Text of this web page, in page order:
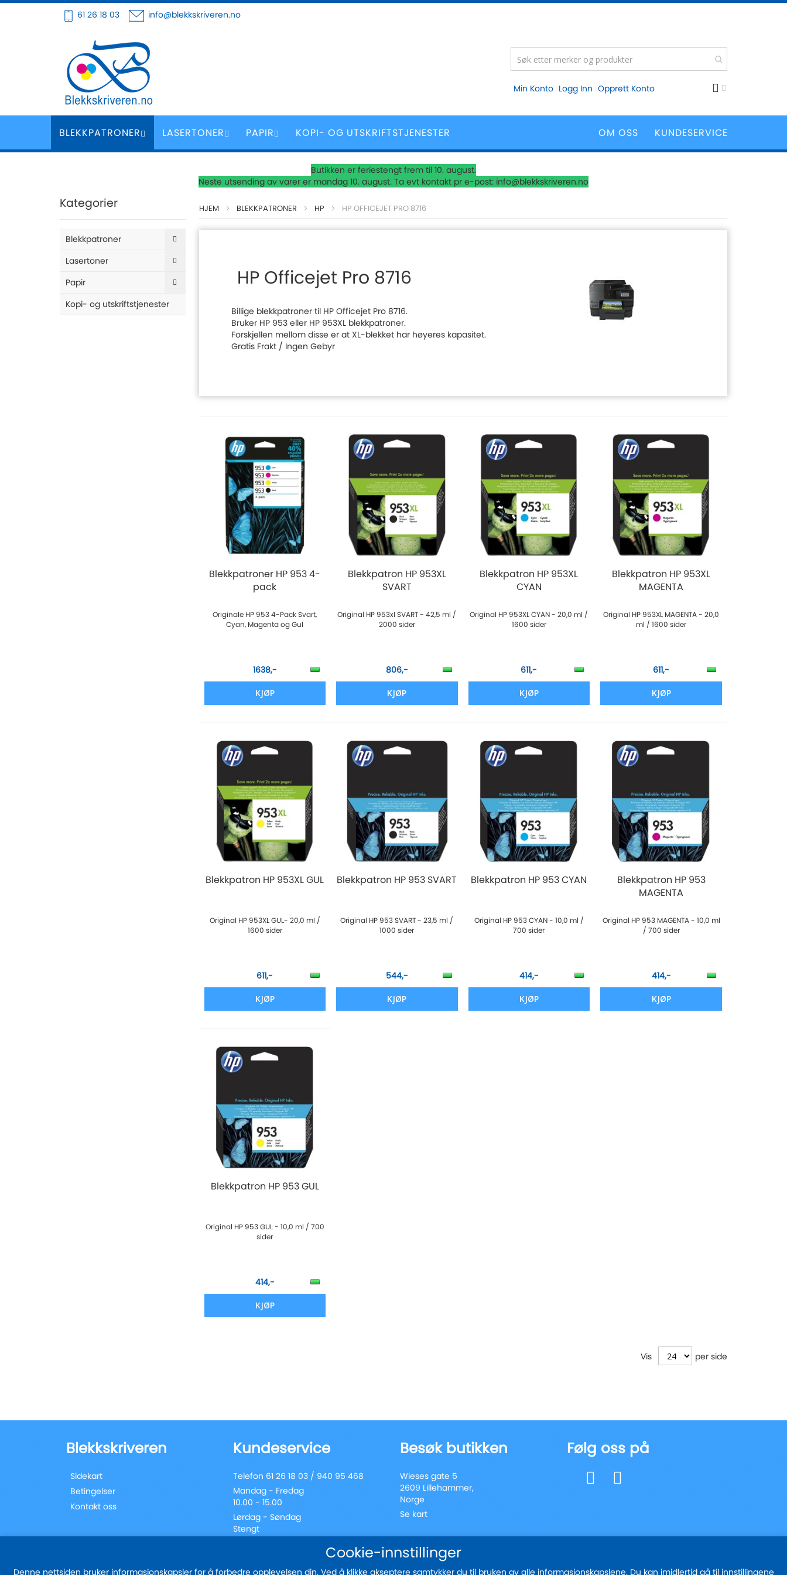
Hoppe
innhold
61 26 18 03 info@blekkskriveren.no
Min Konto Logg Inn Opprett Konto
BLEKKPATRONER LASERTONER PAPIR KOPI- OG UTSKRIFTSTJENESTER KUNDESERVICE
OM OSS
Butikken er feriestengt frem til 10. august.
Neste utsending av varer er mandag 10. august. Ta evt kontakt pr e-post: info@blekkskriveren.no
HJEM BLEKKPATRONER HP HP OFFICEJET PRO 8716
HP Officejet Pro 8716
Billige blekkpatroner til HP Officejet Pro 8716.
Bruker HP 953 eller HP 953XL blekkpatroner.
Forskjellen mellom disse er at XL-blekket har høyeres kapasitet.
Gratis Frakt / Ingen Gebyr
Blekkpatroner HP 953 4-
pack
Originale HP 953 4-Pack Svart,
Cyan, Magenta og Gul
1638,-
KJØP
Blekkpatron HP 953XL
SVART
Original HP 953xl SVART - 42,5 ml /
2000 sider
806,-
KJØP
Blekkpatron HP 953XL
CYAN
Original HP 953XL CYAN - 20,0 ml /
1600 sider
611,-
KJØP
Blekkpatron HP 953XL
MAGENTA
Original HP 953XL MAGENTA - 20,0
ml / 1600 sider
611,-
KJØP
Blekkpatron HP 953XL GUL
Original HP 953XL GUL- 20,0 ml /
1600 sider
611,-
KJØP
Blekkpatron HP 953 SVART
Original HP 953 SVART - 23,5 ml /
1000 sider
544,-
KJØP
Blekkpatron HP 953 CYAN
Original HP 953 CYAN - 10,0 ml /
700 sider
414,-
KJØP
Blekkpatron HP 953
MAGENTA
Original HP 953 MAGENTA - 10,0 ml
/ 700 sider
414,-
KJØP
Blekkpatron HP 953 GUL
Original HP 953 GUL - 10,0 ml / 700
sider
414,-
KJØP
Vis per side
Kategorier
Blekkpatroner
Lasertoner
Papir
Kopi- og utskriftstjenester
Blekkskriveren
Sidekart
Betingelser
Kontakt oss
Kundeservice
Telefon 61 26 18 03 / 940 95 468
Mandag - Fredag
10.00 - 15.00
Lørdag - Søndag
Stengt
Besøk butikken
Wieses gate 5
2609 Lillehammer,
Norge
Se kart
Følg oss på
Meld deg på vårt nyhetsbrev
Cookie-innstillinger
Denne nettsiden bruker informasjonskapsler for å forbedre opplevelsen din. Ved å klikke akseptere samtykker du til bruken av alle informasjonskapslene. Du kan imidlertid gå til innstillingene